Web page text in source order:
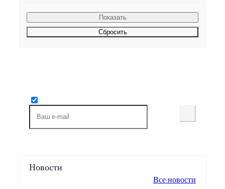
Сбросить
Новости
Все новости